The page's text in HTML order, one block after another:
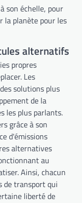
son échelle, pour
la planète pour les
alternatifs
propres
Les
solutions plus
de la
les plus parlants.
grâce à son
d'émissions
alternatives
au
Ainsi, chacun
de transport qui
liberté de